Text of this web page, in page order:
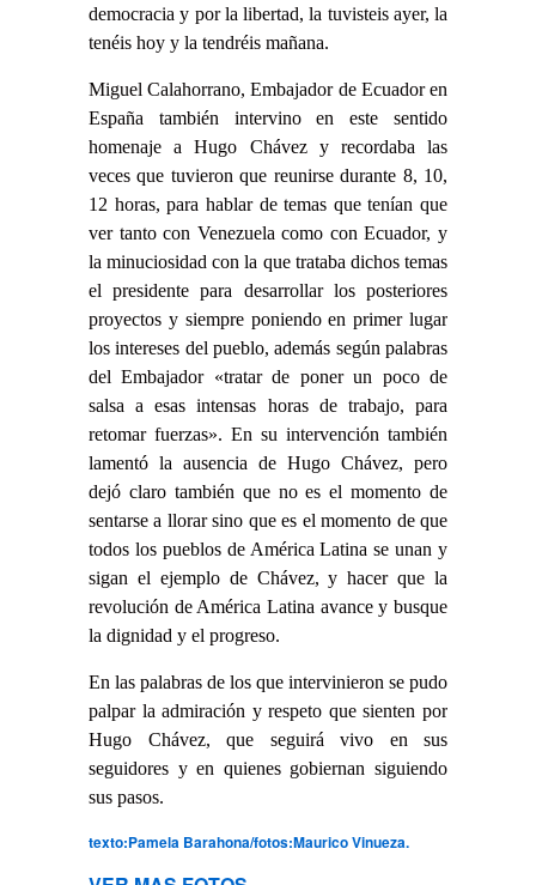
democracia y por la libertad, la tuvisteis ayer, la
tenéis hoy y la tendréis mañana.
Miguel Calahorrano, Embajador de Ecuador en
España también intervino en este sentido
homenaje a Hugo Chávez y recordaba las
veces que tuvieron que reunirse durante 8, 10,
12 horas, para hablar de temas que tenían que
ver tanto con Venezuela como con Ecuador, y
la minuciosidad con la que trataba dichos temas
el presidente para desarrollar los posteriores
proyectos y siempre poniendo en primer lugar
los intereses del pueblo, además según palabras
del Embajador «tratar de poner un poco de
salsa a esas intensas horas de trabajo, para
retomar fuerzas». En su intervención también
lamentó la ausencia de Hugo Chávez, pero
dejó claro también que no es el momento de
sentarse a llorar sino que es el momento de que
todos los pueblos de América Latina se unan y
sigan el ejemplo de Chávez, y hacer que la
revolución de América Latina avance y busque
la dignidad y el progreso.
En las palabras de los que intervinieron se pudo
palpar la admiración y respeto que sienten por
Hugo Chávez, que seguirá vivo en sus
seguidores y en quienes gobiernan siguiendo
sus pasos.
texto:Pamela Barahona/fotos:Maurico Vinueza.